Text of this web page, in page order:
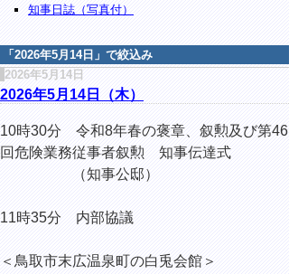
知事日誌（写真付）
「 2026年5月14日 」で絞込み
2026年5月14日
2026年5月14日（木）
10時30分 令和8年春の褒章、叙勲及び第46
回危険業務従事者叙勲 知事伝達式
（知事公邸）
11時35分 内部協議
＜鳥取市末広温泉町の白兎会館＞